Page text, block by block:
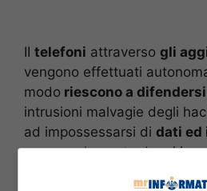
II telefoni attraverso gli
vengono effettuati
modo riescono a difendersi
intrusioni malvagie degli
ad impossessarsi di dati ed
creare solamente danni